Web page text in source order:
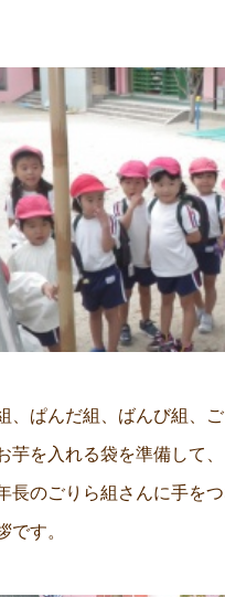
、ぱんだ組、ばんび組、
芋を入れる袋を準備して
長のごりら組さんに手を
です。